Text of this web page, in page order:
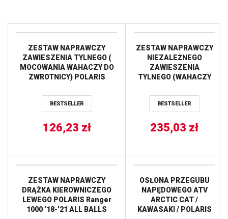
ZESTAW NAPRAWCZY
ZAWIESZENIA TYLNEGO (
MOCOWANIA WAHACZY DO
ZWROTNICY) POLARIS
SPORTSMAN 850 10-11 ALL
BALLS
BESTSELLER
126,23 zł
ZESTAW NAPRAWCZY
NIEZALEŻNEGO
ZAWIESZENIA
TYLNEGO (WAHACZY
SPORTSMAN/X2
550/850 ALL BALLS
BESTSELLER
235,03 zł
ZESTAW NAPRAWCZY
DRĄŻKA KIEROWNICZEGO
LEWEGO POLARIS Ranger
1000 ’18-’21 ALL BALLS
OSŁONA PRZEGUBU
NAPĘDOWEGO ATV
ARCTIC CAT /
KAWASAKI / POLARIS